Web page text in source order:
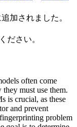
加されました。
ださい。
often come
must use them.
is crucial, as these
and prevent
problem